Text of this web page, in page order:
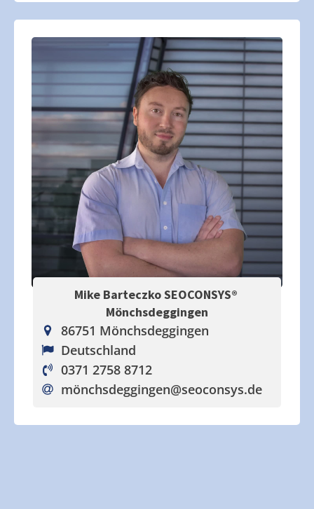
Mike Barteczko SEOCONSYS®
Mönchsdeggingen
86751 Mönchsdeggingen
Deutschland
0371 2758 8712
mönchsdeggingen@seoconsys.de